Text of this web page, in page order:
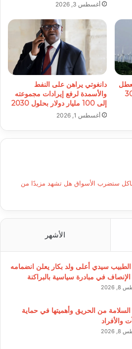
أغسطس 3, 2026
متجددة بقيمة 30
دانغوتي يراهن على النفط
والأسمدة لرفع إيرادات مجموعته
إلى 100 مليار دولار بحلول 2030
أغسطس 1, 2026
ستضرب الأسواق هل تشهد مزيدًا من
الأشهر
الطبيب سيدي أعلى ولد بكار يعلن انضمامه
في مبادرة سياسية بالبراكنة
2026
من الحريق وأهميتها في حماية
والأفراد
2026